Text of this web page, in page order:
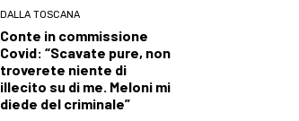
DALLA TOSCANA
Conte in commissione
Covid: “Scavate pure, non
troverete niente di
illecito su di me. Meloni mi
diede del criminale”